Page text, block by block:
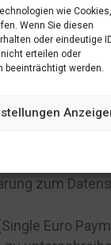
wie Cookies,
Wenn Sie diesen
oder eindeutige
erteilen oder
beeinträchtigt werden.
dazu
Die der EZB-
hier um
zum
Euro